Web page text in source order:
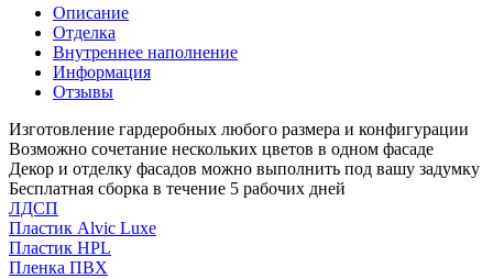
Описание
Отделка
Внутреннее наполнение
Информация
Отзывы
Изготовление гардеробных любого размера и конфигурации
Возможно сочетание нескольких цветов в одном фасаде
Декор и отделку фасадов можно выполнить под вашу задумку
Бесплатная сборка в течение 5 рабочих дней
ЛДСП
Пластик Alvic Luxe
Пластик HPL
Пленка ПВХ